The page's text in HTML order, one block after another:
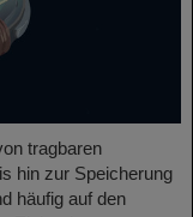
tragbaren
hin zur Speicherung
häufig auf den